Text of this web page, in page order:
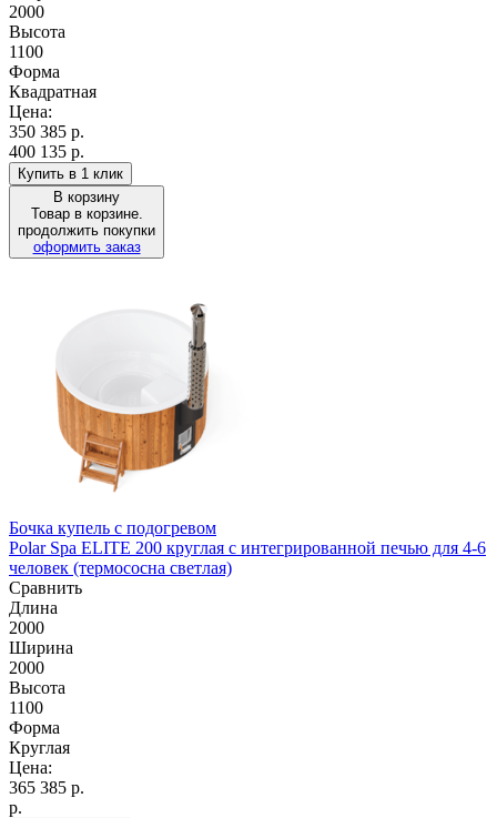
2000
Высота
1100
Форма
Квадратная
Цена:
350 385 р.
400 135 р.
Купить в 1 клик
В корзину
Товар в корзине.
продолжить покупки
оформить заказ
Бочка купель с подогревом
Polar Spa ELITE 200 круглая с интегрированной печью для 4-6
человек (термососна светлая)
Сравнить
Длина
2000
Ширина
2000
Высота
1100
Форма
Круглая
Цена:
365 385 р.
р.